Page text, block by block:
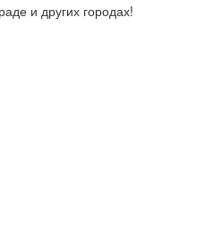
и других городах!